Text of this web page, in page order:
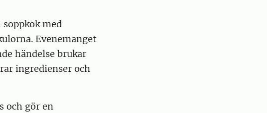
med
Evenemanget
händelse brukar
ingredienser och
och gör en